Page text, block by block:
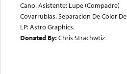
Cano. Asistente: Lupe (Compadre)
Covarrubias. Separacion De Color De
LP: Astro Graphics.
Donated By:Chris Strachwtiz